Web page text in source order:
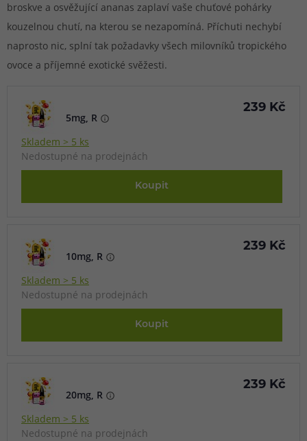
broskve a osvěžující ananas zaplaví vaše chuťové pohárky
kouzelnou chutí, na kterou se nezapomíná. Příchuti nechybí
naprosto nic, splní tak požadavky všech milovníků tropického
ovoce a příjemné exotické svěžesti.
5mg, R
Skladem > 5 ks
Nedostupné na prodejnách
239 Kč
Koupit
10mg, R
Skladem > 5 ks
Nedostupné na prodejnách
239 Kč
Koupit
20mg, R
Skladem > 5 ks
Nedostupné na prodejnách
239 Kč